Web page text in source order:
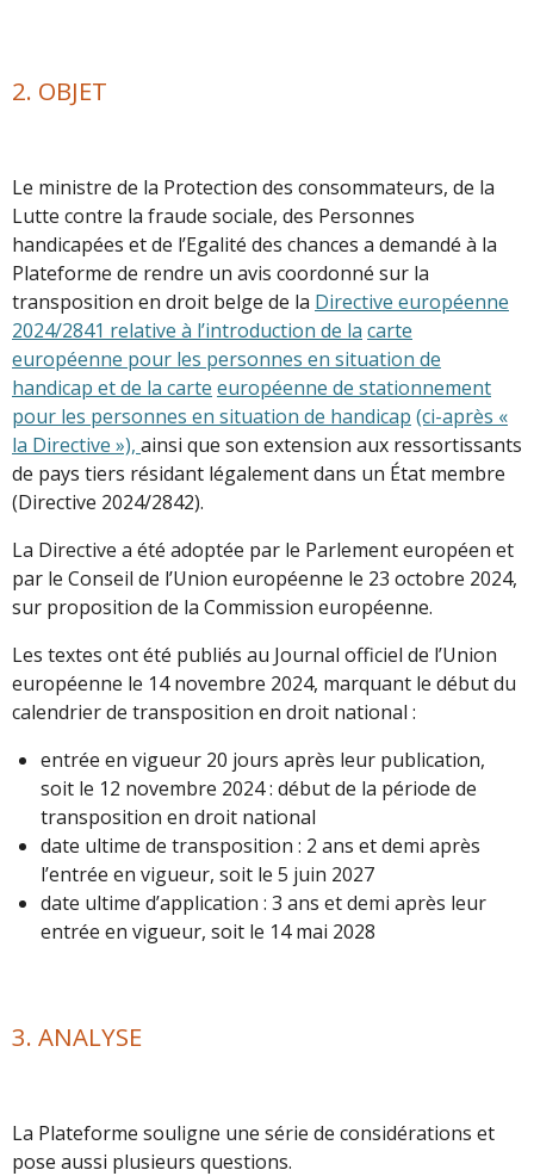
2. OBJET
Le ministre de la Protection des consommateurs, de la
Lutte contre la fraude sociale, des Personnes
handicapées et de l’Egalité des chances a demandé à la
Plateforme de rendre un avis coordonné sur la
transposition en droit belge de la Directive européenne
2024/2841 relative à l’introduction de la carte
européenne pour les personnes en situation de
handicap et de la carte européenne de stationnement
pour les personnes en situation de handicap (ci-après «
la Directive »), ainsi que son extension aux ressortissants
de pays tiers résidant légalement dans un État membre
(Directive 2024/2842).
La Directive a été adoptée par le Parlement européen et
par le Conseil de l’Union européenne le 23 octobre 2024,
sur proposition de la Commission européenne.
Les textes ont été publiés au Journal officiel de l’Union
européenne le 14 novembre 2024, marquant le début du
calendrier de transposition en droit national :
entrée en vigueur 20 jours après leur publication,
soit le 12 novembre 2024 : début de la période de
transposition en droit national
date ultime de transposition : 2 ans et demi après
l’entrée en vigueur, soit le 5 juin 2027
date ultime d’application : 3 ans et demi après leur
entrée en vigueur, soit le 14 mai 2028
3. ANALYSE
La Plateforme souligne une série de considérations et
pose aussi plusieurs questions.